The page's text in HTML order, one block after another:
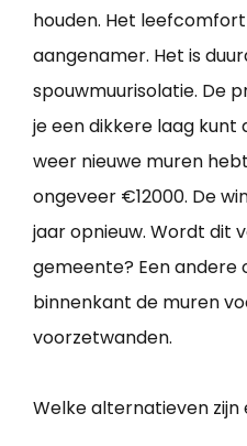
houden. Het
aangenamer. Het is
spouwmuurisolatie. De
je een dikkere laag
weer nieuwe muren
ongeveer €12000. De
jaar opnieuw. Wordt dit
gemeente? Een andere
binnenkant de muren
voorzetwanden.
Welke alternatieven zijn